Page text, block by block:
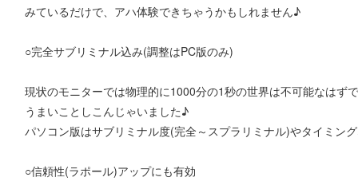
みているだけで、アハ体験できちゃうかもしれません♪
○完全サブリミナル込み(調整はPC版のみ)
現状のモニターでは物理的に1000分の1秒の世界は不可能なはず
うまいことしこんじゃいました♪
パソコン版はサブリミナル度(完全～スプラリミナル)やタイミン
○信頼性(ラポール)アップにも有効